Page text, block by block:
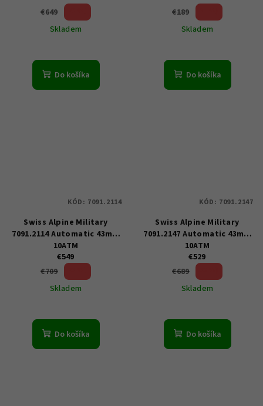
€649
Skladem
Do košíka
€189
Skladem
Do košíka
Swiss Alpine Military
7091.2114 Automatic 43mm
10ATM
€549
€709
Skladem
Do košíka
KÓD: 7091.2114
Swiss Alpine Military
7091.2147 Automatic 43mm
10ATM
€529
€689
Skladem
Do košíka
KÓD: 7091.2147